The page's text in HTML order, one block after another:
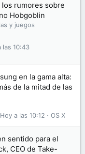
los rumores sobre
Hobgoblin
y juegos
las 10:43
en la gama alta:
de la mitad de las
OS X
Hoy a las 10:12
sentido para el
CEO de Take-